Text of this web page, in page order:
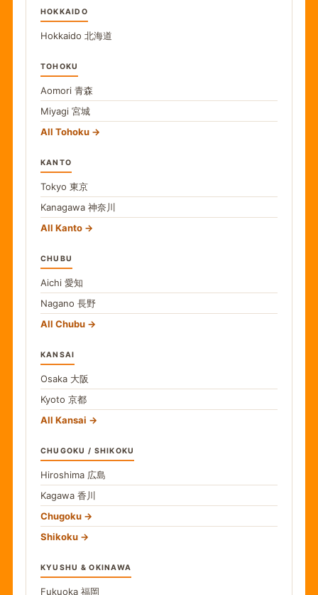
HOKKAIDO
Hokkaido 北海道
TOHOKU
Aomori 青森
Miyagi 宮城
All Tohoku
KANTO
Tokyo 東京
Kanagawa 神奈川
All Kanto
CHUBU
Aichi 愛知
Nagano 長野
All Chubu
KANSAI
Osaka 大阪
Kyoto 京都
All Kansai
CHUGOKU / SHIKOKU
Hiroshima 広島
Kagawa 香川
Chugoku
Shikoku
KYUSHU & OKINAWA
Fukuoka 福岡